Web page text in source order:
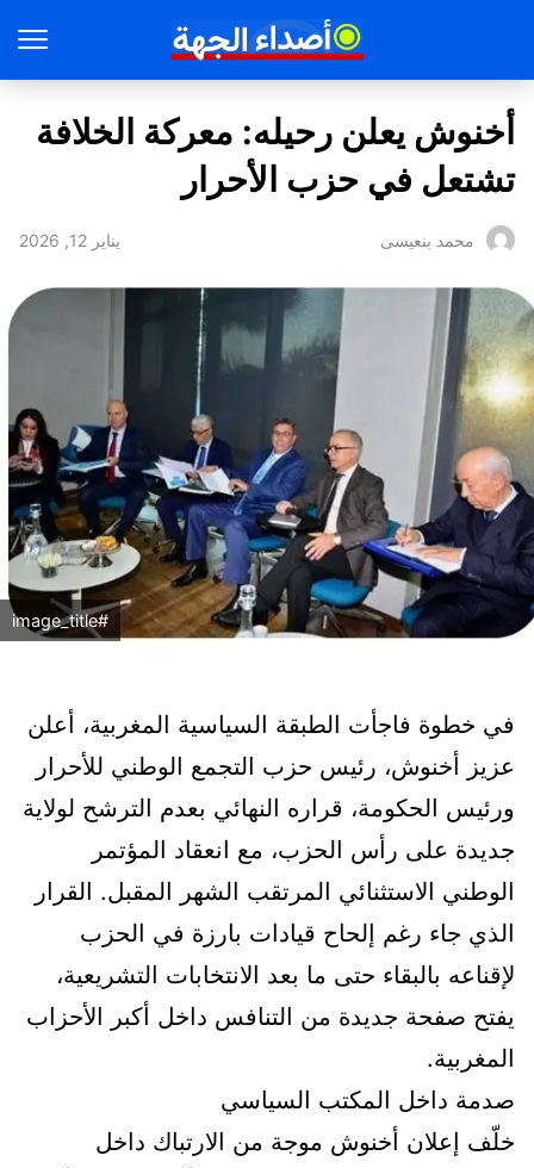
أخنوش يعلن رحيله: معركة الخلافة
تشتعل في حزب الأحرار
محمد بنعيسى يناير 12, 2026
#image_title
في خطوة فاجأت الطبقة السياسية المغربية، أعلن
عزيز أخنوش، رئيس حزب التجمع الوطني للأحرار
ورئيس الحكومة، قراره النهائي بعدم الترشح لولاية
جديدة على رأس الحزب، مع انعقاد المؤتمر
الوطني الاستثنائي المرتقب الشهر المقبل. القرار
الذي جاء رغم إلحاح قيادات بارزة في الحزب
لإقناعه بالبقاء حتى ما بعد الانتخابات التشريعية،
يفتح صفحة جديدة من التنافس داخل أكبر الأحزاب
المغربية.
صدمة داخل المكتب السياسي
خلّف إعلان أخنوش موجة من الارتباك داخل